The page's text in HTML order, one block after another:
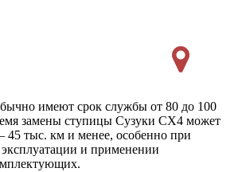
имеют срок службы от 80 до 100
замены ступицы Сузуки СХ4 может
45 тыс. км и менее, особенно при
и применении